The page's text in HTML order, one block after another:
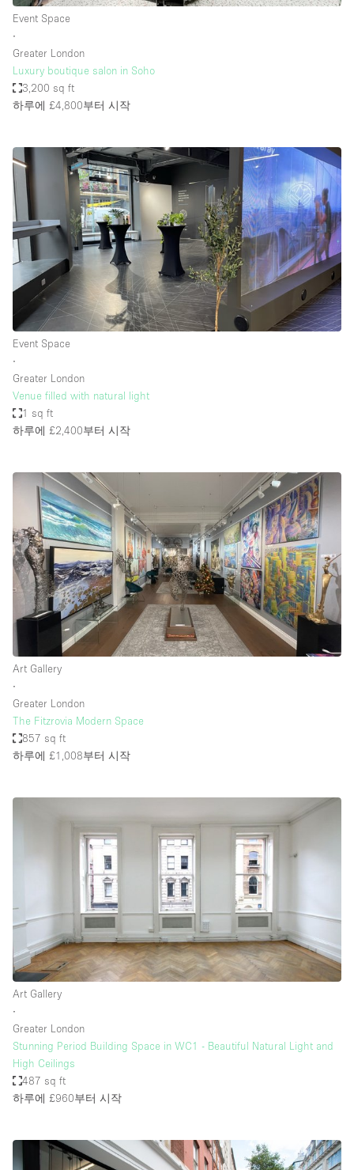
Event Space
∙
Greater London
Luxury boutique salon in Soho
3,200 sq ft
하루에 £4,800부터 시작
Event Space
∙
Greater London
Venue filled with natural light
1 sq ft
하루에 £2,400부터 시작
Art Gallery
∙
Greater London
The Fitzrovia Modern Space
857 sq ft
하루에 £1,008부터 시작
Art Gallery
∙
Greater London
Stunning Period Building Space in WC1 - Beautiful Natural Light and
High Ceilings
487 sq ft
하루에 £960부터 시작